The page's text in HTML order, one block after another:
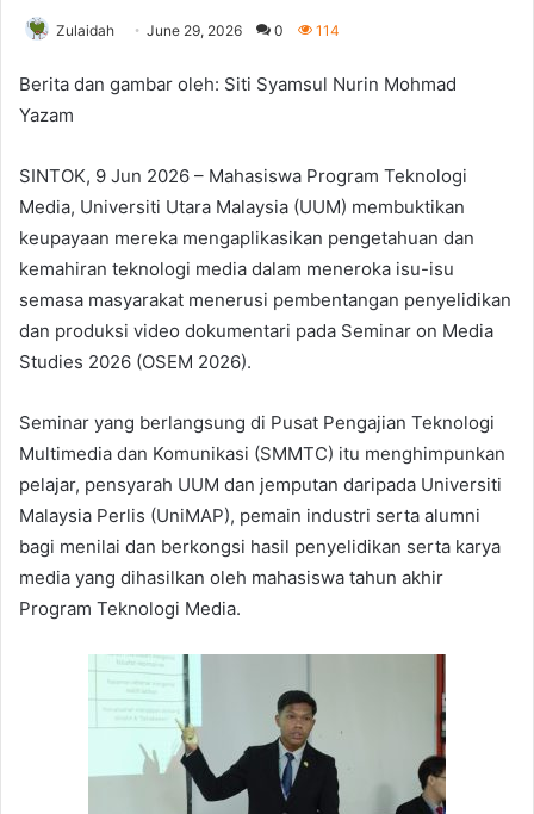
Zulaidah June 29, 2026 0 114
Berita dan gambar oleh: Siti Syamsul Nurin Mohmad
Yazam
SINTOK, 9 Jun 2026 – Mahasiswa Program Teknologi
Media, Universiti Utara Malaysia (UUM) membuktikan
keupayaan mereka mengaplikasikan pengetahuan dan
kemahiran teknologi media dalam meneroka isu-isu
semasa masyarakat menerusi pembentangan penyelidikan
dan produksi video dokumentari pada Seminar on Media
Studies 2026 (OSEM 2026).
Seminar yang berlangsung di Pusat Pengajian Teknologi
Multimedia dan Komunikasi (SMMTC) itu menghimpunkan
pelajar, pensyarah UUM dan jemputan daripada Universiti
Malaysia Perlis (UniMAP), pemain industri serta alumni
bagi menilai dan berkongsi hasil penyelidikan serta karya
media yang dihasilkan oleh mahasiswa tahun akhir
Program Teknologi Media.